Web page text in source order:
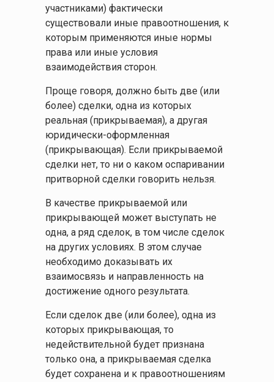
участниками) фактически
существовали иные правоотношения, к
которым применяются иные нормы
права или иные условия
взаимодействия сторон.
Проще говоря, должно быть две (или
более) сделки, одна из которых
реальная (прикрываемая), а другая
юридически-оформленная
(прикрывающая). Если прикрываемой
сделки нет, то ни о каком оспаривании
притворной сделки говорить нельзя.
В качестве прикрываемой или
прикрывающей может выступать не
одна, а ряд сделок, в том числе сделок
на других условиях. В этом случае
необходимо доказывать их
взаимосвязь и направленность на
достижение одного результата.
Если сделок две (или более), одна из
которых прикрывающая, то
недействительной будет признана
только она, а прикрываемая сделка
будет сохранена и к правоотношениям